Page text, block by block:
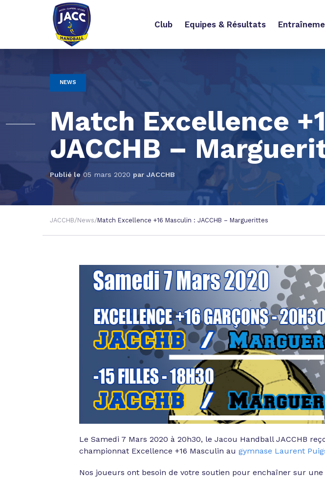
Club Equipes & Résultats
NEWS
Match Excellence
JACCHB –
Publié le05 mars 2020 par JACCHB
JACCHB/News/Match Excellence +16 Masculin : JACCHB – Marguerittes
Le Samedi 7 Mars 2020 à 20h30, le Jacou Handball JACCHB
championnat Excellence +16 Masculin au gymnase Laurent
Nos joueurs ont besoin de votre soutien pour enchaîner sur une